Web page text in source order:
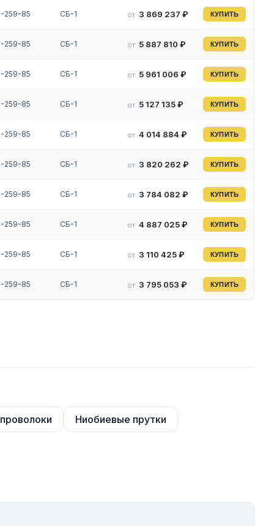
259-85 СБ-1 от 3 869 237 ₽ КУПИТЬ
259-85 СБ-1 от 5 887 810 ₽ КУПИТЬ
259-85 СБ-1 от 5 961 006 ₽ КУПИТЬ
259-85 СБ-1 от 5 127 135 ₽ КУПИТЬ
259-85 СБ-1 от 4 014 884 ₽ КУПИТЬ
259-85 СБ-1 от 3 820 262 ₽ КУПИТЬ
259-85 СБ-1 от 3 784 082 ₽ КУПИТЬ
259-85 СБ-1 от 4 887 025 ₽ КУПИТЬ
259-85 СБ-1 от 3 110 425 ₽ КУПИТЬ
259-85 СБ-1 от 3 795 053 ₽ КУПИТЬ
Ниобиевые прутки